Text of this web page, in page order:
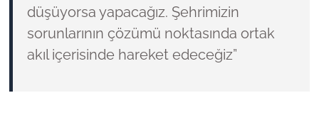
düşüyorsa yapacağız. Şehrimizin
sorunlarının çözümü noktasında ortak
akıl içerisinde hareket edeceğiz”